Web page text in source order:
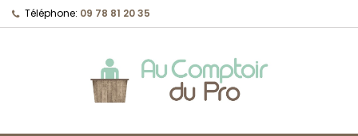
Téléphone: 09 78 81 20 35